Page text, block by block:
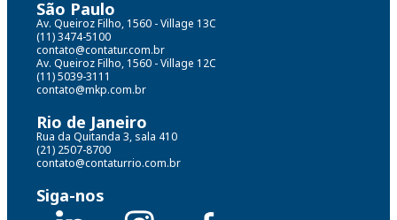
São Paulo
Av. Queiroz Filho, 1560 - Village 13C
(11) 3474-5100
contato@contatur.com.br
Av. Queiroz Filho, 1560 - Village 12C
(11) 5039-3111
contato@mkp.com.br
Rio de Janeiro
Rua da Quitanda 3, sala 410
(21) 2507-8700
contato@contaturrio.com.br
Siga-nos